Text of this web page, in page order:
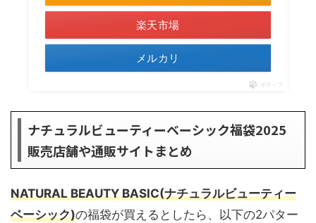
楽天市場
メルカリ
ポチップ
ナチュラルビューティーベーシック福袋2025
販売店舗や通販サイトまとめ
NATURAL BEAUTY BASIC(ナチュラルビューティー
ベーシック)の福袋が買えるとしたら、以下の2パター